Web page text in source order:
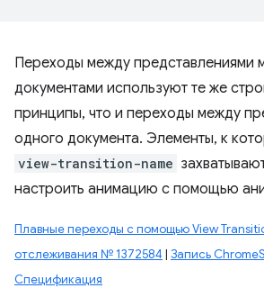
Переходы между представлениями
документами используют те же
принципы, что и переходы между
одного документа. Элементы, к
view-transition-name
настроить анимацию с помощью
Плавные переходы с помощью View
отслеживания № 1372584 | Запись
Спецификация